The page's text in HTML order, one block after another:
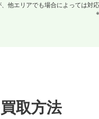
他エリアでも場合によっては対
取方法